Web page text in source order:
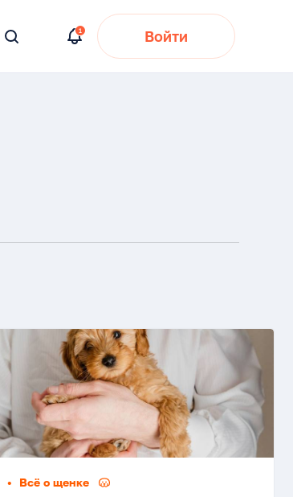
Войти
• Всё о щенке